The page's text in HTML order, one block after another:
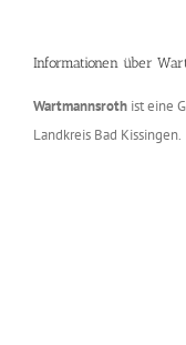
Informationen über
Wartmannsroth ist eine
Landkreis Bad Kissingen.